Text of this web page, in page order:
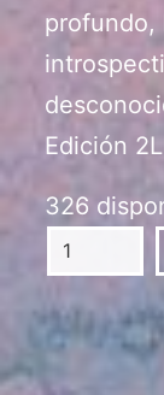
profundo,
Edición
326
Oral_Abisal
-
2LP
cantidad